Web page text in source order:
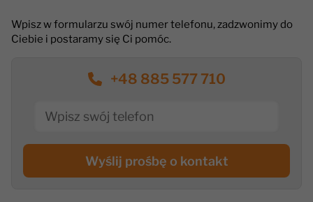
Wpisz w formularzu swój numer telefonu, zadzwonimy do
Ciebie i postaramy się Ci pomóc.
+48 885 577 710
Wyślij prośbę o kontakt